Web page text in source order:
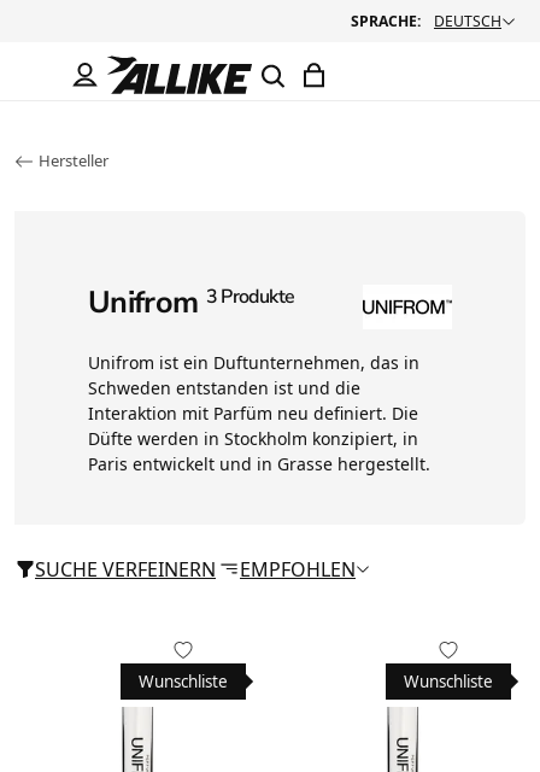
SPRACHE: DEUTSCH
Hersteller
Unifrom 3 Produkte
Unifrom ist ein Duftunternehmen, das in
Schweden entstanden ist und die
Interaktion mit Parfüm neu definiert. Die
Düfte werden in Stockholm konzipiert, in
Paris entwickelt und in Grasse hergestellt.
SUCHE VERFEINERN EMPFOHLEN
Wunschliste Wunschliste